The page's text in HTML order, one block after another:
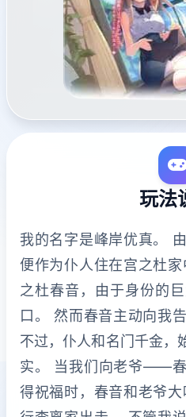
玩法
我的名字是峰岸优真。
便作为仆人住在宫之杜
之杜春音，由于身份的
口。 然而春音主动向我
不过，仆人和名门千金，
实。 当我们向老爷——
得祝福时，春音和老爷